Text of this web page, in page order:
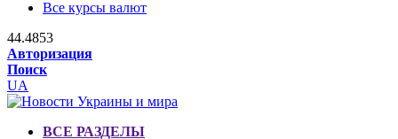
Все курсы валют
44.4853
Авторизация
Поиск
UA
ВСЕ РАЗДЕЛЫ